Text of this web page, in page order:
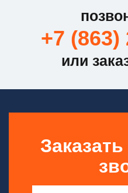
+7 (863)
или